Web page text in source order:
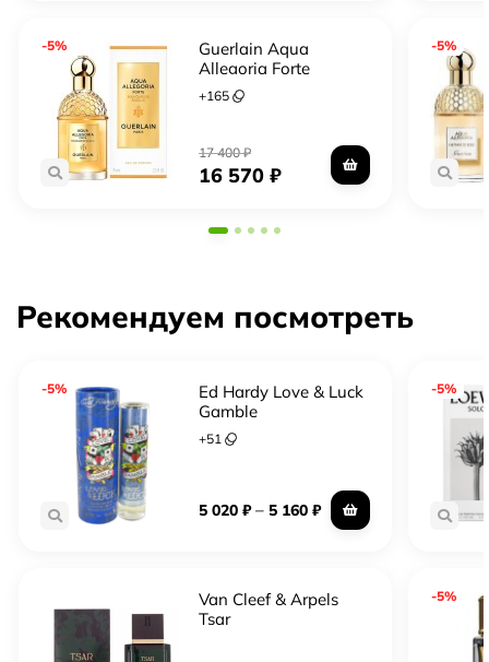
-5%
Guerlain Aqua
Allegoria Forte
Mandarine Basilic
+165
17 400₽
16 570₽
-5%
Рекомендуем посмотреть
-5%
Ed Hardy Love & Luck
Gamble
+51
5 020₽– 5 160₽
Van Cleef & Arpels
Tsar
-5%
-5%